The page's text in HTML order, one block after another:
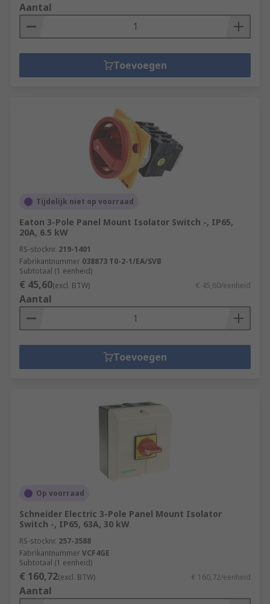
Aantal
Toevoegen
Tijdelijk niet op voorraad
Eaton 3-Pole Panel Mount Isolator Switch -, IP65,
20A, 6.5 kW
RS-stocknr. 219-1401
Fabrikantnummer 038873 T0-2-1/EA/SVB
Subtotaal (1 eenheid)
€ 45,60(excl. BTW) € 45,60/eenheid
Aantal
Toevoegen
Op voorraad
Schneider Electric 3-Pole Panel Mount Isolator
Switch -, IP65, 63A, 30 kW
RS-stocknr. 257-3588
FabrikantnummerVCF4GE
Subtotaal (1 eenheid)
€ 160,72(excl. BTW) € 160,72/eenheid
Aantal